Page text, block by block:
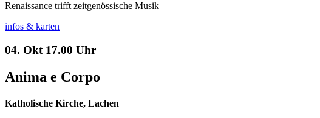
Renaissance trifft zeitgenössische Musik
infos & karten
04. Okt 17.00 Uhr
Anima e Corpo
Katholische Kirche, Lachen